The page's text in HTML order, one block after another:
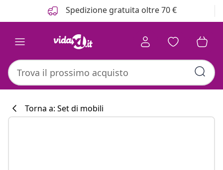
Spedizione gratuita oltre 70 €
Torna a: Set di mobili